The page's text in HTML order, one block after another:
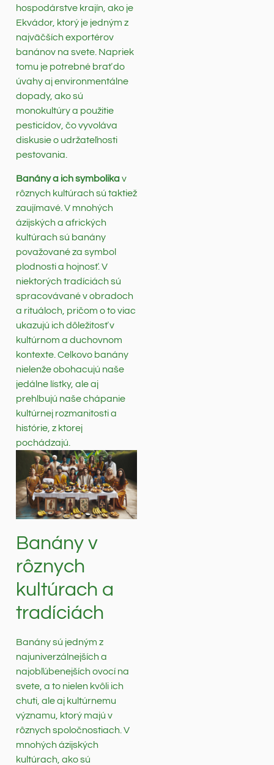
hospodárstve krajín, ako je
Ekvádor, ktorý je jedným z
najväčších exportérov
banánov na svete. Napriek
tomu je potrebné brať do
úvahy aj environmentálne
dopady, ako sú
monokultúry a použitie
pesticídov, čo vyvoláva
diskusie o udržateľnosti
pestovania.
Banány a ich symbolikav
rôznych kultúrach sú taktiež
zaujímavé. V mnohých
ázijských a afrických
kultúrach sú banány
považované za symbol
plodnosti a hojnosť. V
niektorých tradíciách sú
spracovávané v obradoch
a rituáloch, pričom o to viac
ukazujú ich dôležitosť v
kultúrnom a duchovnom
kontexte. Celkovo banány
nielenže obohacujú naše
jedálne lístky, ale aj
prehlbujú naše chápanie
kultúrnej rozmanitosti a
histórie, z ktorej
pochádzajú.
Banány v
rôznych
kultúrach a
tradíciách
Banány sú jedným z
najuniverzálnejších a
najobľúbenejších ovocí na
svete, a to nielen kvôli ich
chuti, ale aj kultúrnemu
významu, ktorý majú v
rôznych spoločnostiach. V
mnohých ázijských
kultúrach, ako sú